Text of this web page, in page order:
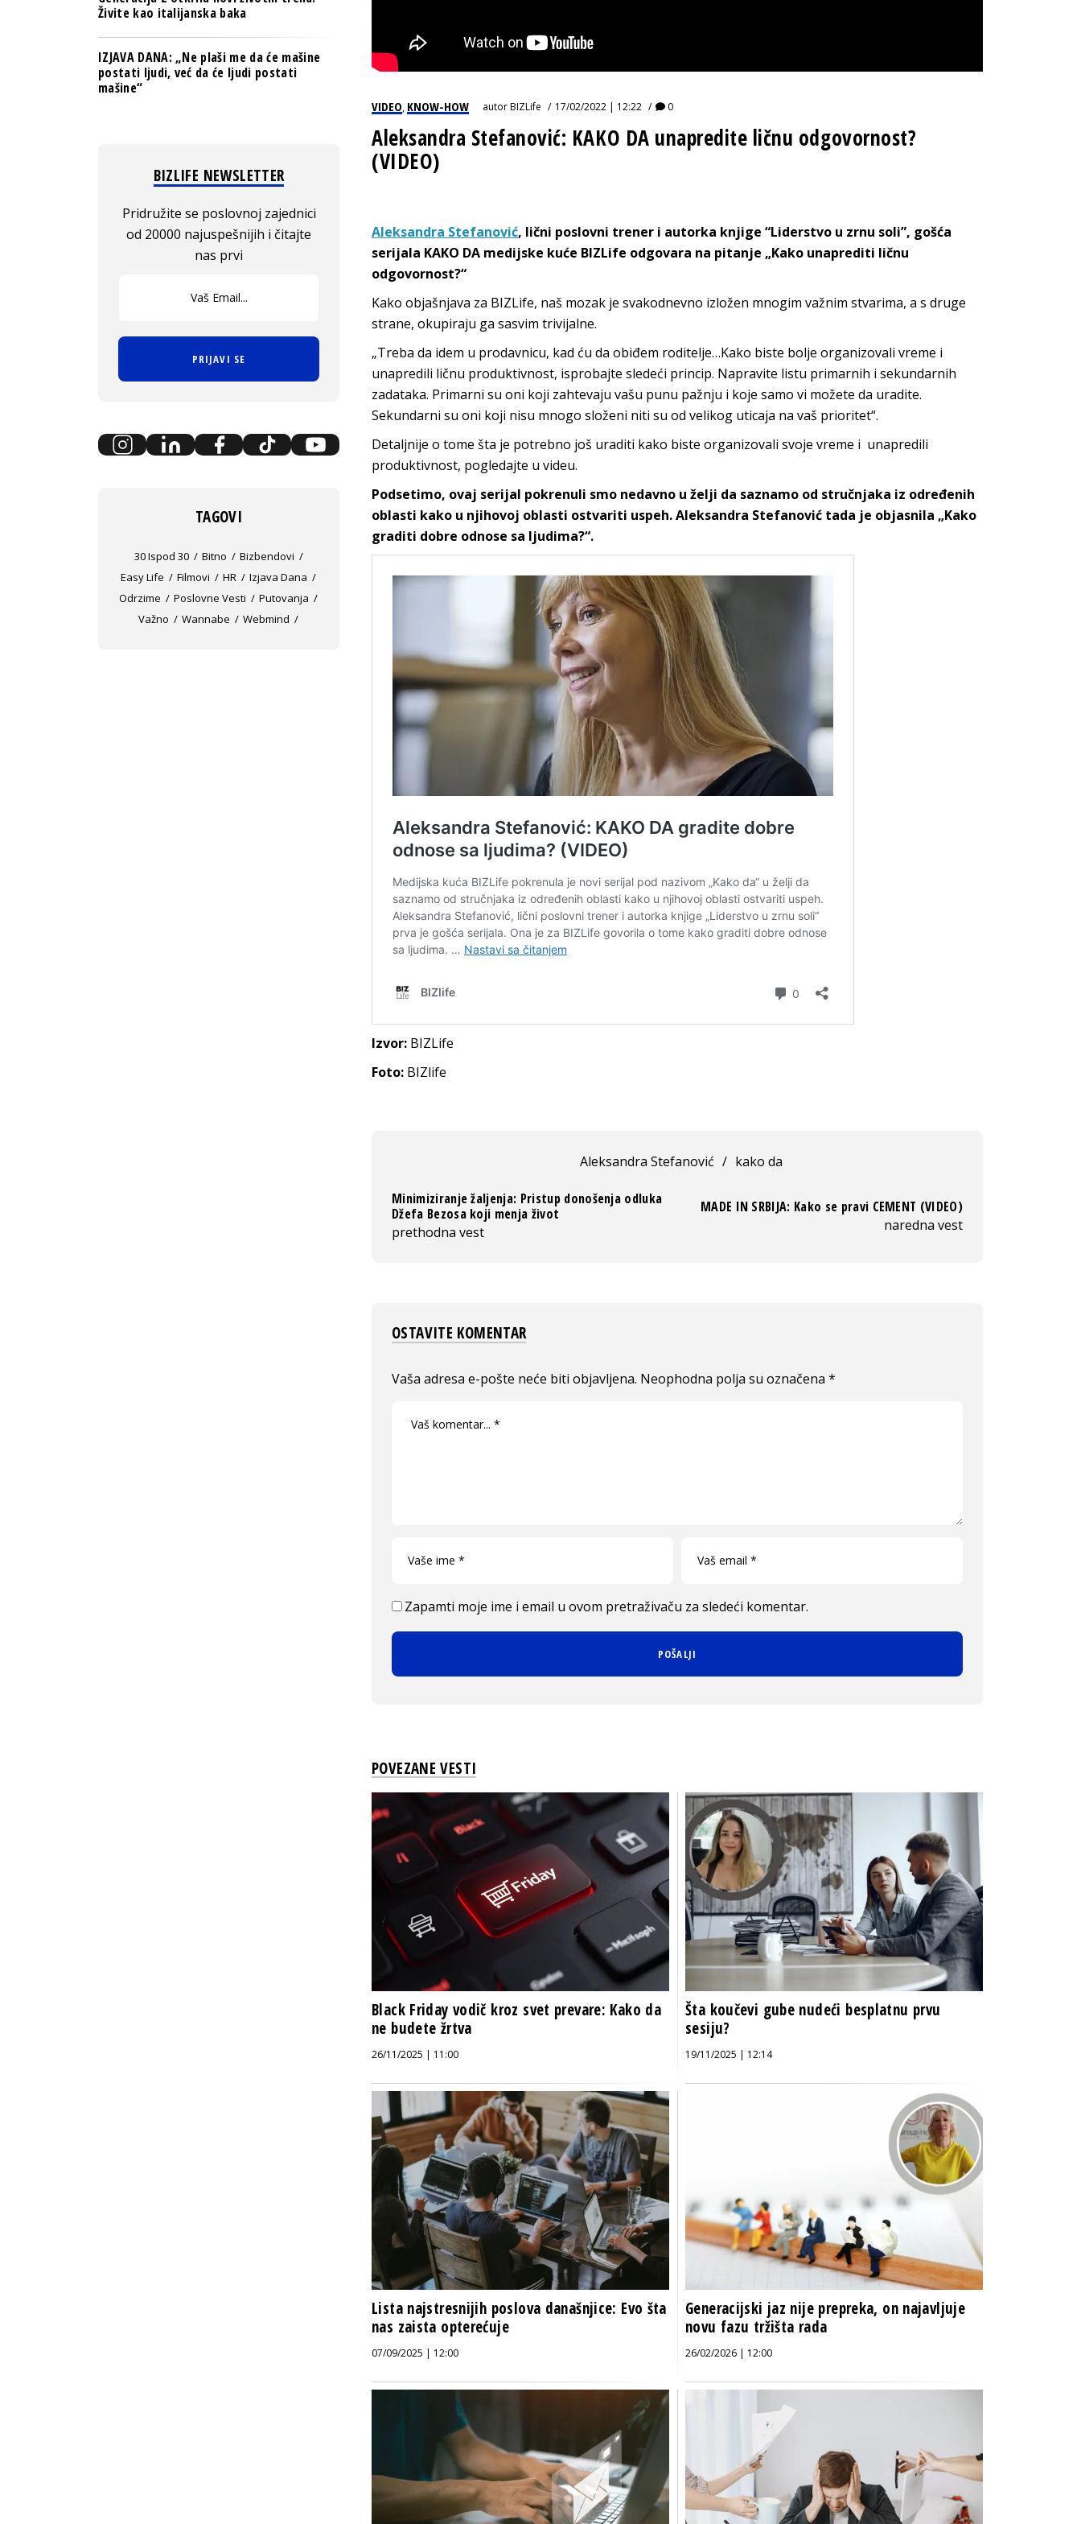
VIDEO, KNOW-HOW autorBIZLife 17/02/2022 | 12:22 0
Aleksandra Stefanović: KAKO DA unapredite ličnu odgovornost?
(VIDEO)
Aleksandra Stefanović, lični poslovni trener i autorka knjige “Liderstvo u zrnu soli”, gošća
serijala KAKO DA medijske kuće BIZLife odgovara na pitanje „Kako unaprediti ličnu
odgovornost?“
Kako objašnjava za BIZLife, naš mozak je svakodnevno izložen mnogim važnim stvarima, a s druge
strane, okupiraju ga sasvim trivijalne.
„Treba da idem u prodavnicu, kad ću da obiđem roditelje…Kako biste bolje organizovali vreme i
unapredili ličnu produktivnost, isprobajte sledeći princip. Napravite listu primarnih i sekundarnih
zadataka. Primarni su oni koji zahtevaju vašu punu pažnju i koje samo vi možete da uradite.
Sekundarni su oni koji nisu mnogo složeni niti su od velikog uticaja na vaš prioritet“.
Detaljnije o tome šta je potrebno još uraditi kako biste organizovali svoje vreme i unapredili
produktivnost, pogledajte u videu.
Podsetimo, ovaj serijal pokrenuli smo nedavno u želji da saznamo od stručnjaka iz određenih
oblasti kako u njihovoj oblasti ostvariti uspeh. Aleksandra Stefanović tada je objasnila „Kako
graditi dobre odnose sa ljudima?“.
Izvor: BIZLife
Foto: BIZlife
Aleksandra Stefanović / kako da
Minimiziranje žaljenja: Pristup donošenja odluka
Džefa Bezosa koji menja život
prethodna vest
MADE IN SRBIJA: Kako se pravi CEMENT (VIDEO)
naredna vest
OSTAVITE KOMENTAR
Vaša adresa e-pošte neće biti objavljena. Neophodna polja su označena *
Zapamti moje ime i email u ovom pretraživaču za sledeći komentar.
POVEZANE VESTI
Black Friday vodič kroz svet prevare: Kako da
ne budete žrtva
26/11/2025 | 11:00
Šta koučevi gube nudeći besplatnu prvu
sesiju?
19/11/2025 | 12:14
Lista najstresnijih poslova današnjice: Evo šta
nas zaista opterećuje
07/09/2025 | 12:00
Generacijski jaz nije prepreka, on najavljuje
novu fazu tržišta rada
26/02/2026 | 12:00
Živite kao italijanska baka
IZJAVA DANA: „Ne plaši me da će mašine
postati ljudi, već da će ljudi postati
mašine“
BIZLIFE NEWSLETTER
Pridružite se poslovnoj zajednici
od 20000 najuspešnijih i čitajte
nas prvi
PRIJAVI SE
TAGOVI
30 Ispod 30 Bitno
Bizbendovi
Easy Life
Filmovi HR
Izjava Dana
Odrzime
Poslovne Vesti
Putovanja
Važno
Wannabe Webmind